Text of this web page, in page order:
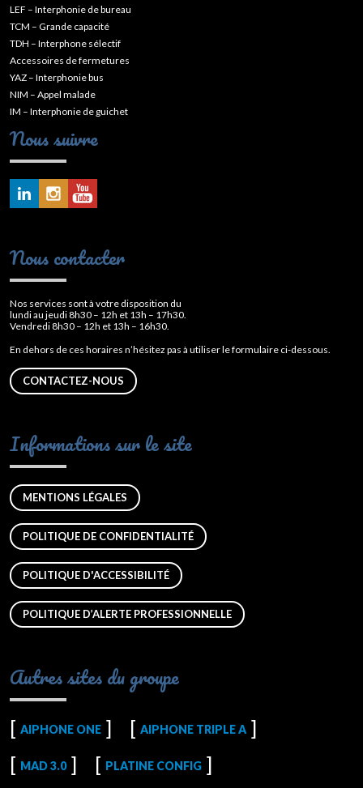
LEF – Interphonie de bureau
TCM – Grande capacité
TDH – Interphone sélectif
Accessoires de fermetures
YAZ – Interphonie bus
NIM – Appel malade
IM – Interphonie de guichet
Nous suivre
Nous contacter
Nos services sont à votre disposition du
lundi au jeudi 8h30 – 12h et 13h – 17h30.
Vendredi 8h30 – 12h et 13h – 16h30.
En dehors de ces horaires n’hésitez pas à utiliser le formulaire ci-dessous.
CONTACTEZ-NOUS
Informations sur le site
MENTIONS LÉGALES
POLITIQUE DE CONFIDENTIALITÉ
POLITIQUE D'ACCESSIBILITÉ
POLITIQUE D’ALERTE PROFESSIONNELLE
Autres sites du groupe
AIPHONE ONE AIPHONE TRIPLE A
MAD 3.0 PLATINE CONFIG